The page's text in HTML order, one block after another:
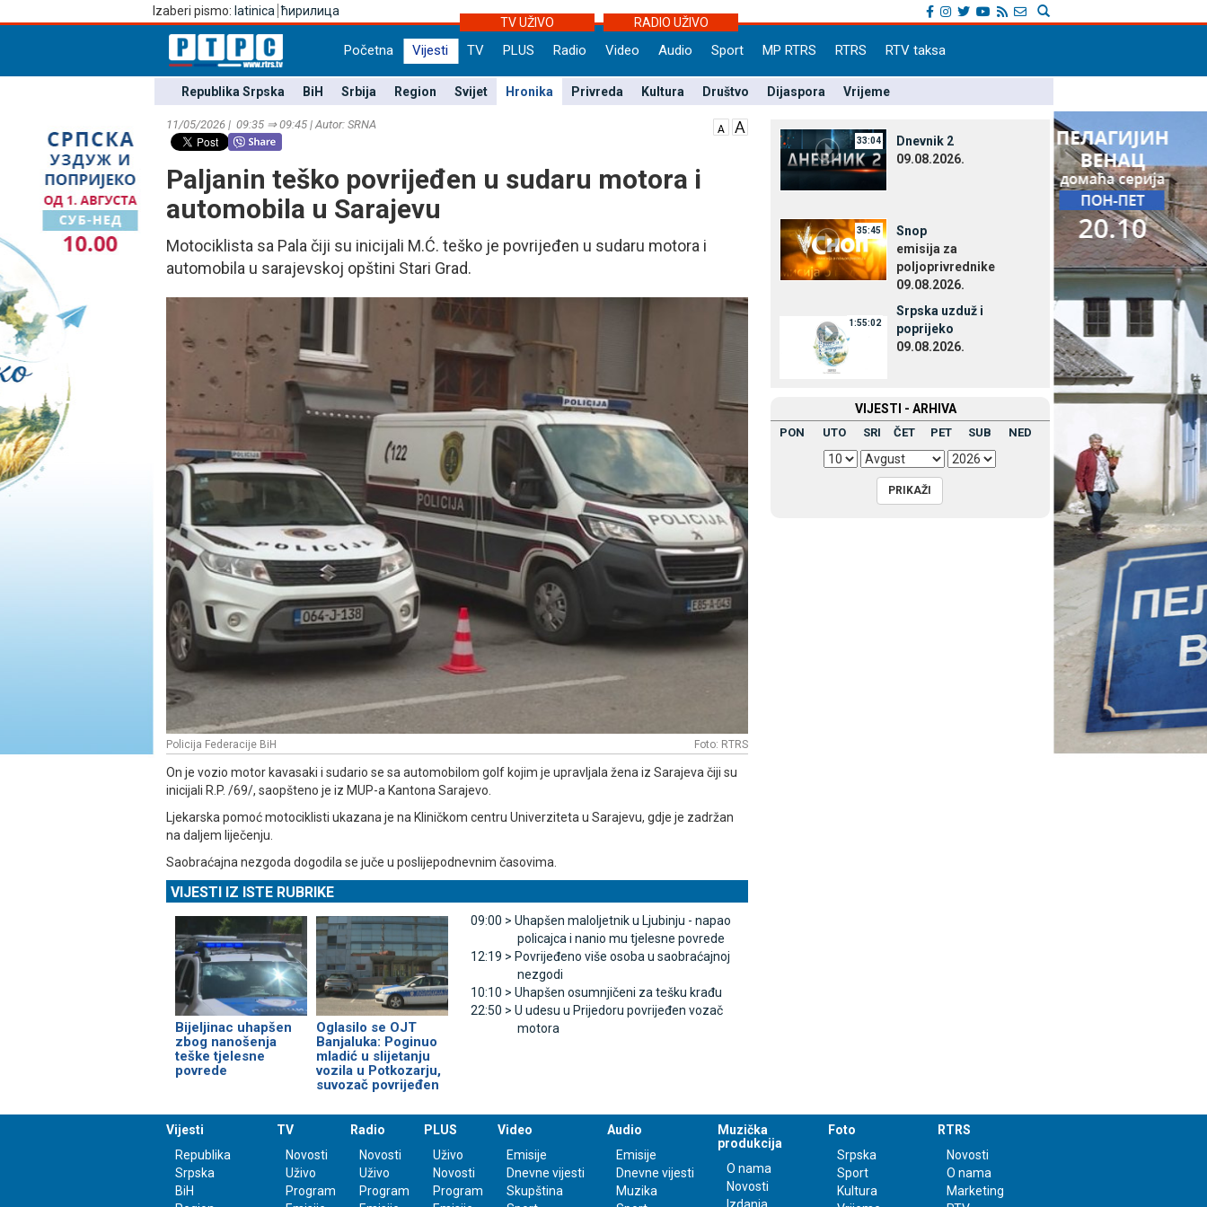
Izaberi pismo: latinica ћирилица
TV UŽIVO
RADIO UŽIVO
Početna Vijesti TV PLUS Radio Video Audio Sport MP RTRS RTRS RTV taksa
Republika Srpska BiH Srbija Region Svijet Hronika Privreda Kultura Društvo Dijaspora Vrijeme
11/05/2026 | 09:35 ⇒ 09:45 | Autor: SRNA
Paljanin teško povrijeđen u sudaru motora i
automobila u Sarajevu
Motociklista sa Pala čiji su inicijali M.Ć. teško je povrijeđen u sudaru motora i
automobila u sarajevskoj opštini Stari Grad.
Policija Federacije BiH Foto: RTRS
On je vozio motor kavasaki i sudario se sa automobilom golf kojim je upravljala žena iz Sarajeva čiji su
inicijali R.P. /69/, saopšteno je iz MUP-a Kantona Sarajevo.
Ljekarska pomoć motociklisti ukazana je na Kliničkom centru Univerziteta u Sarajevu, gdje je zadržan
na daljem liječenju.
Saobraćajna nezgoda dogodila se juče u poslijepodnevnim časovima.
VIJESTI IZ ISTE RUBRIKE
Bijeljinac uhapšen
zbog nanošenja
teške tjelesne
povrede
Oglasilo se OЈT
Banjaluka: Poginuo
mladić u slijetanju
vozila u Potkozarju,
suvozač povrijeđen
09:00 > Uhapšen maloljetnik u Ljubinju - napao
policajca i nanio mu tjelesne povrede
12:19 > Povrijeđeno više osoba u saobraćajnoj
nezgodi
10:10 > Uhapšen osumnjičeni za tešku krađu
22:50 > U udesu u Prijedoru povrijeđen vozač
motora
33:04
Dnevnik 2
09.08.2026.
35:45
Snop
emisija za
poljoprivrednike
09.08.2026.
1:55:02
Srpska uzduž i
poprijeko
09.08.2026.
VIЈESTI - ARHIVA
PON UTO SRI ČET PET SUB NED
Vijesti
Republika
Srpska
BiH
TV
Novosti
Uživo
Program
Radio
Novosti
Uživo
Program
PLUS
Uživo
Novosti
Program
Video
Emisije
Dnevne vijesti
Skupština
Audio
Emisije
Dnevne vijesti
Muzika
Muzička
produkcija
O nama
Novosti
Izdanja
Foto
Srpska
Sport
Kultura
RTRS
Novosti
O nama
Marketing